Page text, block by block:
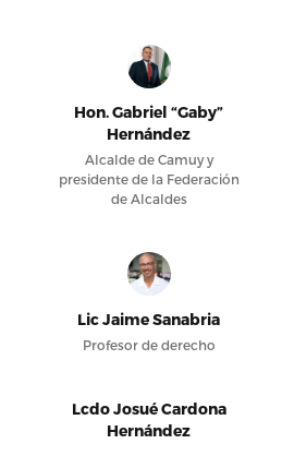
Hon. Gabriel “Gaby”
Hernández
Alcalde de Camuy y
presidente de la Federación
de Alcaldes
Lic Jaime Sanabria
Profesor de derecho
Lcdo Josué Cardona
Hernández